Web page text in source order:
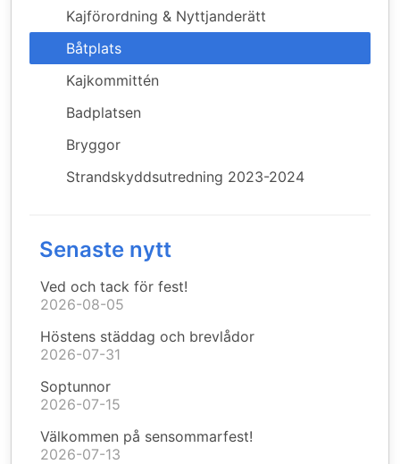
Kajförordning & Nyttjanderätt
Båtplats
Kajkommittén
Badplatsen
Bryggor
Strandskyddsutredning 2023-2024
Senaste nytt
Ved och tack för fest!
2026-08-05
Höstens städdag och brevlådor
2026-07-31
Soptunnor
2026-07-15
Välkommen på sensommarfest!
2026-07-13